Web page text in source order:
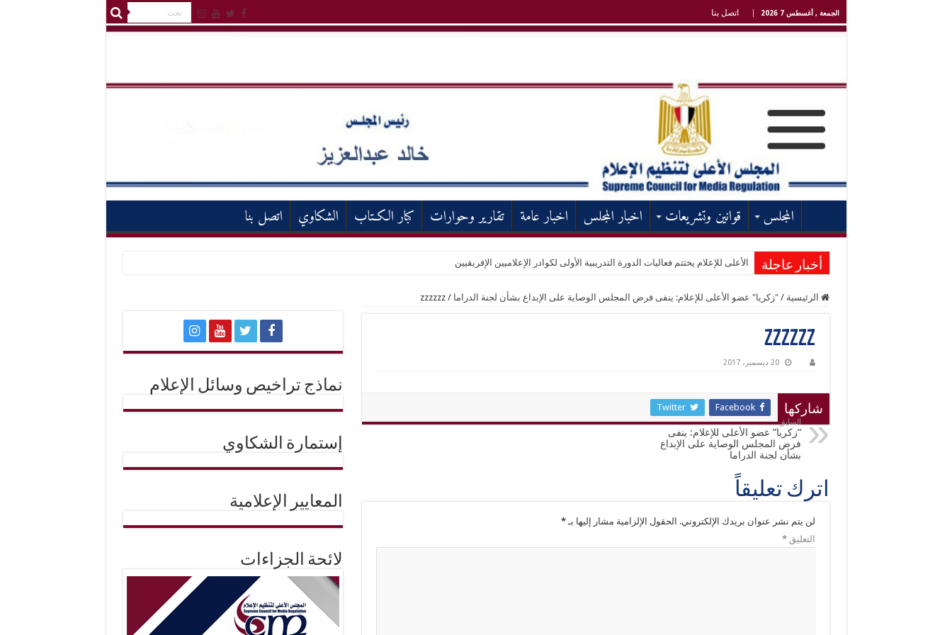
الجمعة , أغسطس 7 2026 اتصل بنا
المجلس قوانين وتشريعات اخبار المجلس اخبار عامة تقارير وحوارات كبار الكـتاب الشكاوي اتصل بنا
أخبار عاجلة الأعلى للإعلام يختتم فعاليات الدورة التدريبية الأولى لكوادر الإعلاميين الإفريقيين
الرئيسية / "زكريا" عضو الأعلى للإعلام: ينفى فرض المجلس الوصاية على الإبداع بشأن لجنة الدراما /
zzzzzz
zzzzzz
20 ديسمبر، 2017
شاركها Facebook
Twitter
السابق
“زكريا” عضو الأعلى للإعلام: ينفى
فرض المجلس الوصاية على الإبداع
بشأن لجنة الدراما
اترك تعليقاً
لن يتم نشر عنوان بريدك الإلكتروني. الحقول الإلزامية مشار إليها بـ*
التعليق*
نماذج تراخيص وسائل الإعلام
إستمارة الشكاوي
المعايير الإعلامية
لائحة الجزاءات